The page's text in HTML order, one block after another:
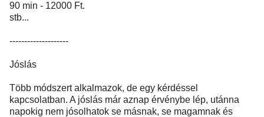
90 min - 12000 Ft.
stb...
--------------------
Jóslás
Több módszert alkalmazok, de egy kérdéssel
kapcsolatban. A jóslás már aznap érvénybe lép, utánna
napokig nem jósolhatok se másnak, se magamnak és